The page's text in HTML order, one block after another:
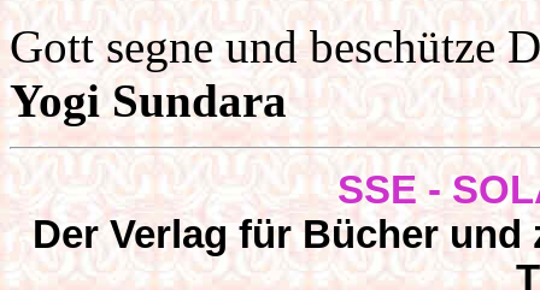
Gott segne und beschütze
YogiSundara
SSE -
Der Verlag für Bücher